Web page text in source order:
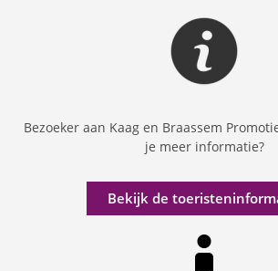
Bezoeker aan Kaag en Braassem
je meer informatie?
Bekijk de